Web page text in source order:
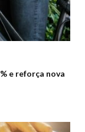
e reforça nova